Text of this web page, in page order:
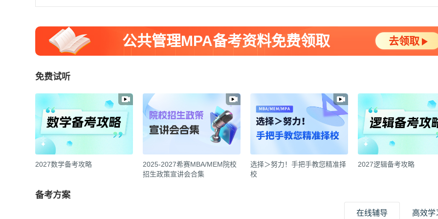
公共管理MPA备考资料免费领取 去领取
免费试听
2027数学备考攻略
2025-2027希赛MBA/MEM院校
招生政策宣讲会合集
选择＞努力！手把手教您精准择
校
2027逻辑备考攻略
备考方案
在线辅导 高效学